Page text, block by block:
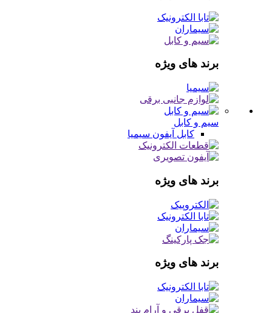
برند های ویژه
سیم و کابل
کابل آیفون سیمیا
برند های ویژه
برند های ویژه